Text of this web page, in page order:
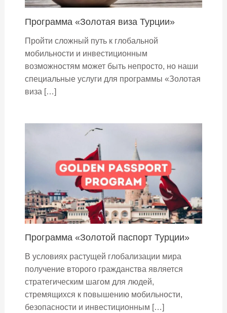
Программа «Золотая виза Турции»
Пройти сложный путь к глобальной
мобильности и инвестиционным
возможностям может быть непросто, но наши
специальные услуги для программы «Золотая
виза […]
Программа «Золотой паспорт Турции»
В условиях растущей глобализации мира
получение второго гражданства является
стратегическим шагом для людей,
стремящихся к повышению мобильности,
безопасности и инвестиционным […]